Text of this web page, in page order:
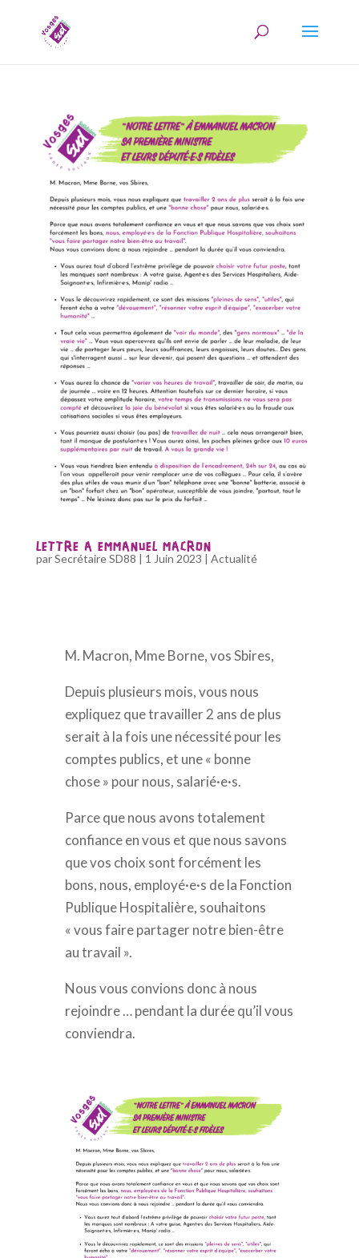
LETTRE A EMMANUEL MACRON
parSecrétaire SD88 | 1 Juin 2023 | Actualité
M. Macron, Mme Borne, vos Sbires,
Depuis plusieurs mois, vous nous
expliquez quetravailler 2 ans de plus
serait à la fois une nécessité pour les
comptes publics, et une« bonne
chose » pour nous, salarié·e·s.
Parce que nous avons totalement
confiance en vous et que nous savons
que vos choix sont forcément les
bons, nous, employé·e·s de la Fonction
Publique Hospitalière, souhaitons
« vous faire partager notre bien-être
au travail ».
Nous vous convions donc à nous
rejoindre … pendant la durée qu’il vous
conviendra.